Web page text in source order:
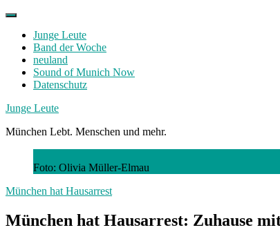
Skip
contentJunge Leute
Band der Woche
neuland
Sound of Munich Now
Datenschutz
Facebook
Twitter
Instagram
Junge Leute
München Lebt. Menschen und mehr.
Foto: Olivia Müller-Elmau
München hat Hausarrest
München hat Hausarrest: Zuhause